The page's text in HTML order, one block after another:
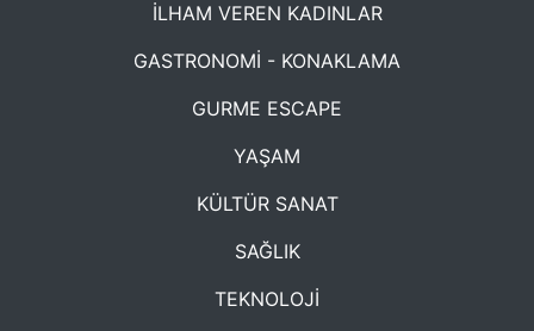
İLHAM VEREN KADINLAR
GASTRONOMİ - KONAKLAMA
GURME ESCAPE
YAŞAM
KÜLTÜR SANAT
SAĞLIK
TEKNOLOJİ